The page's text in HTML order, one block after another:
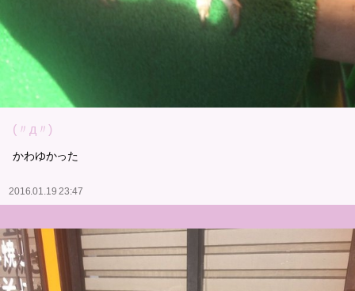
(〃д〃)
かわゆかった
2016.01.19 23:47